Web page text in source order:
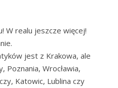
W realu jeszcze więcej!
jest z Krakowa, ale
Poznania, Wrocławia,
Katowic, Lublina czy